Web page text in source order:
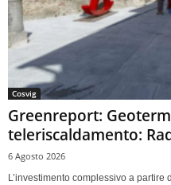
Cosvig
Greenreport:
teleriscaldamento:
6 Agosto 2026
L’investimento complessivo a